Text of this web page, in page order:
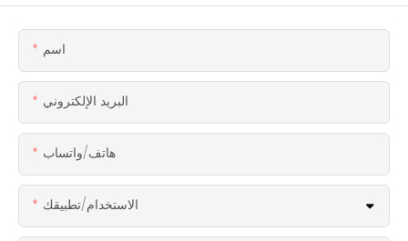
اسم
البريد الإلكتروني
هاتف/واتساب
الاستخدام/تطبيقك